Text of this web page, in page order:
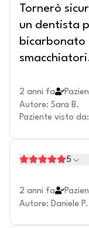
Tornerò
un dentista
bicarbonato
2 anni fa
Autore: Sara B.
Paziente visto da:
5
2 anni fa
Autore: Daniele P.